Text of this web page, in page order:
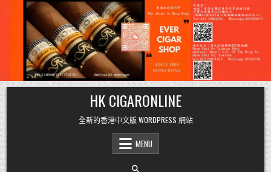
Skip
to
content
HK CIGARONLINE
全新的香港中文版 WORDPRESS 網站
MENU